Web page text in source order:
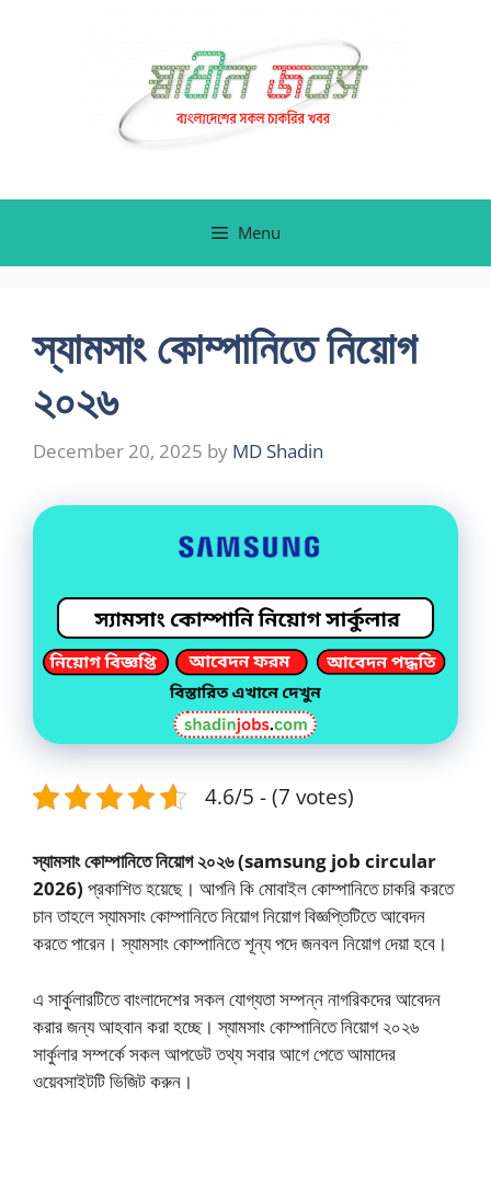
Menu
স্যামসাং কোম্পানিতে নিয়োগ
২০২৬
December 20, 2025 by MD Shadin
4.6/5 - (7 votes)
স্যামসাং কোম্পানিতে নিয়োগ ২০২৬ (samsung job circular
2026) প্রকাশিত হয়েছে। আপনি কি মোবাইল কোম্পানিতে চাকরি করতে
চান তাহলে স্যামসাং কোম্পানিতে নিয়োগ নিয়োগ বিজ্ঞপ্তিটিতে আবেদন
করতে পারেন। স্যামসাং কোম্পানিতে শূন্য পদে জনবল নিয়োগ দেয়া হবে।
এ সার্কুলারটিতে বাংলাদেশের সকল যোগ্যতা সম্পন্ন নাগরিকদের আবেদন
করার জন্য আহবান করা হচ্ছে। স্যামসাং কোম্পানিতে নিয়োগ ২০২৬
সার্কুলার সম্পর্কে সকল আপডেট তথ্য সবার আগে পেতে আমাদের
ওয়েবসাইটটি ভিজিট করুন।